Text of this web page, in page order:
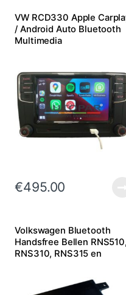
VW RCD330 Apple
/ Android Auto Bluetooth
Multimedia
€495.00
Volkswagen Bluetooth
Handsfree Bellen RNS510,
RNS310, RNS315 en